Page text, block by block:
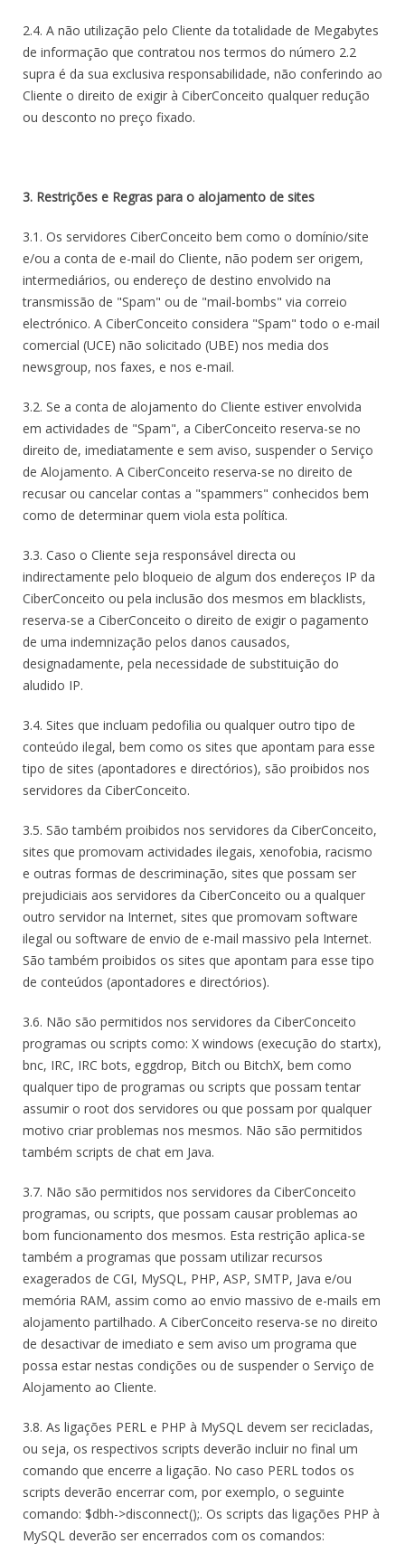
2.4. A não utilização pelo Cliente da totalidade de Megabytes
de informação que contratou nos termos do número 2.2
supra é da sua exclusiva responsabilidade, não conferindo ao
Cliente o direito de exigir à CiberConceito qualquer redução
ou desconto no preço fixado.
3. Restrições e Regras para o alojamento de sites
3.1. Os servidores CiberConceito bem como o domínio/site
e/ou a conta de e-mail do Cliente, não podem ser origem,
intermediários, ou endereço de destino envolvido na
transmissão de "Spam" ou de "mail-bombs" via correio
electrónico. A CiberConceito considera "Spam" todo o e-mail
comercial (UCE) não solicitado (UBE) nos media dos
newsgroup, nos faxes, e nos e-mail.
3.2. Se a conta de alojamento do Cliente estiver envolvida
em actividades de "Spam", a CiberConceito reserva-se no
direito de, imediatamente e sem aviso, suspender o Serviço
de Alojamento. A CiberConceito reserva-se no direito de
recusar ou cancelar contas a "spammers" conhecidos bem
como de determinar quem viola esta política.
3.3. Caso o Cliente seja responsável directa ou
indirectamente pelo bloqueio de algum dos endereços IP da
CiberConceito ou pela inclusão dos mesmos em blacklists,
reserva-se a CiberConceito o direito de exigir o pagamento
de uma indemnização pelos danos causados,
designadamente, pela necessidade de substituição do
aludido IP.
3.4. Sites que incluam pedofilia ou qualquer outro tipo de
conteúdo ilegal, bem como os sites que apontam para esse
tipo de sites (apontadores e directórios), são proibidos nos
servidores da CiberConceito.
3.5. São também proibidos nos servidores da CiberConceito,
sites que promovam actividades ilegais, xenofobia, racismo
e outras formas de descriminação, sites que possam ser
prejudiciais aos servidores da CiberConceito ou a qualquer
outro servidor na Internet, sites que promovam software
ilegal ou software de envio de e-mail massivo pela Internet.
São também proibidos os sites que apontam para esse tipo
de conteúdos (apontadores e directórios).
3.6. Não são permitidos nos servidores da CiberConceito
programas ou scripts como: X windows (execução do startx),
bnc, IRC, IRC bots, eggdrop, Bitch ou BitchX, bem como
qualquer tipo de programas ou scripts que possam tentar
assumir o root dos servidores ou que possam por qualquer
motivo criar problemas nos mesmos. Não são permitidos
também scripts de chat em Java.
3.7. Não são permitidos nos servidores da CiberConceito
programas, ou scripts, que possam causar problemas ao
bom funcionamento dos mesmos. Esta restrição aplica-se
também a programas que possam utilizar recursos
exagerados de CGI, MySQL, PHP, ASP, SMTP, Java e/ou
memória RAM, assim como ao envio massivo de e-mails em
alojamento partilhado. A CiberConceito reserva-se no direito
de desactivar de imediato e sem aviso um programa que
possa estar nestas condições ou de suspender o Serviço de
Alojamento ao Cliente.
3.8. As ligações PERL e PHP à MySQL devem ser recicladas,
ou seja, os respectivos scripts deverão incluir no final um
comando que encerre a ligação. No caso PERL todos os
scripts deverão encerrar com, por exemplo, o seguinte
comando: $dbh->disconnect();. Os scripts das ligações PHP à
MySQL deverão ser encerrados com os comandos: